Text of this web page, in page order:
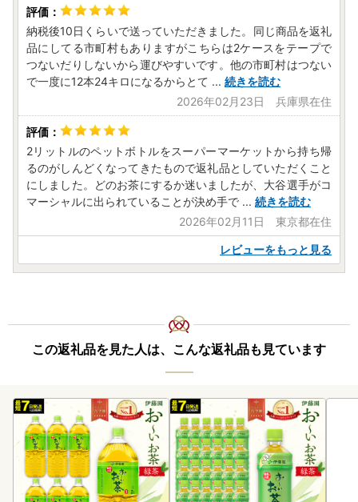
納税後10日くらいで送っていただきました。同じ商品を返礼
品にしてる市町村もありますがこちらは2ケースをテープで
つないだりしないから運びやすいです。他の市町村はつない
で一度に12本24キロになるからとて ... 続きを読む
2026年02月23日 兵庫県在住
2リットルのペットボトルをスーパーマーケットから持ち帰
るのがしんどくなってきたもので返礼品としていただくこと
にしました。どのお茶にするか迷いましたが、大谷選手がコ
マーシャルに出られていることが決め手で ... 続きを読む
2026年02月11日 東京都在住
レビューをもっと見る
この返礼品を見た人は、こんな返礼品も見ています